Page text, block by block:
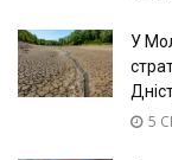
У
5